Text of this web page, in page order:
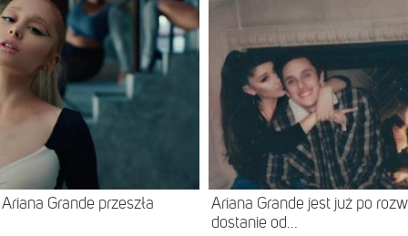
Grande przeszła
Ariana Grande jest już po
dostanie od...